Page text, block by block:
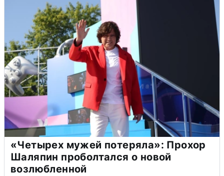
«Четырех мужей потеряла»: Прохор
Шаляпин проболтался о новой
возлюбленной